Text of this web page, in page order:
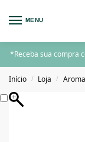
MENU
*Receba sua compra
Início / Loja /